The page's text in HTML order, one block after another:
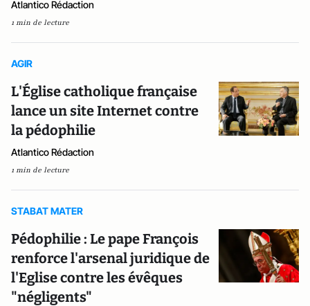
Atlantico Rédaction
1 min de lecture
AGIR
L'Église catholique française
lance un site Internet contre
la pédophilie
Atlantico Rédaction
1 min de lecture
STABAT MATER
Pédophilie : Le pape François
renforce l'arsenal juridique de
l'Eglise contre les évêques
"négligents"